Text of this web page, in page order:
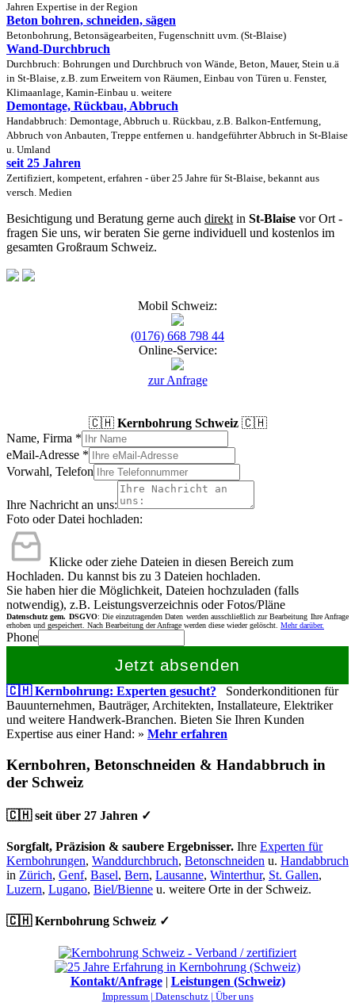
Jahren Expertise in der Region
Beton bohren, schneiden, sägen
Betonbohrung, Betonsägearbeiten, Fugenschnitt uvm. (St-Blaise)
Wand-Durchbruch
Durchbruch: Bohrungen und Durchbruch von Wände, Beton, Mauer, Stein u.ä
in St-Blaise, z.B. zum Erweitern von Räumen, Einbau von Türen u. Fenster,
Klimaanlage, Kamin-Einbau u. weitere
Demontage, Rückbau, Abbruch
Handabbruch: Demontage, Abbruch u. Rückbau, z.B. Balkon-Entfernung,
Abbruch von Anbauten, Treppe entfernen u. handgeführter Abbruch in St-Blaise
u. Umland
seit 25 Jahren
Zertifiziert, kompetent, erfahren - über 25 Jahre für St-Blaise, bekannt aus
versch. Medien
Besichtigung und Beratung gerne auch direkt in St-Blaise vor Ort -
fragen Sie uns, wir beraten Sie gerne individuell und kostenlos im
gesamten Großraum Schweiz.
Mobil Schweiz:
(0176) 668 798 44
Online-Service:
zur Anfrage
🇨🇭 Kernbohrung Schweiz🇨🇭
Name, Firma *
eMail-Adresse *
Vorwahl, Telefon
Ihre Nachricht an uns:
Foto oder Datei hochladen:
Klicke oder ziehe Dateien in diesen Bereich zum
Hochladen. Du kannst bis zu 3 Dateien hochladen.
Sie haben hier die Möglichkeit, Dateien hochzuladen (falls
notwendig), z.B. Leistungsverzeichnis oder Fotos/Pläne
Datenschutz gem. DSGVO: Die einzutragenden Daten werden ausschließlich zur Bearbeitung Ihre Anfrage
erhoben und gespeichert. Nach Bearbeitung der Anfrage werden diese wieder gelöscht. Mehr darüber.
Phone
Jetzt absenden
🇨🇭 Kernbohrung: Experten gesucht? Sonderkonditionen für
Bauunternehmen, Bauträger, Architekten, Installateure, Elektriker
und weitere Handwerk-Branchen. Bieten Sie Ihren Kunden
Expertise aus einer Hand: » Mehr erfahren
Kernbohren, Betonschneiden & Handabbruch in
der Schweiz
🇨🇭 seit über 27 Jahren ✓
Sorgfalt, Präzision & saubere Ergebnisser. Ihre Experten für
Kernbohrungen, Wanddurchbruch, Betonschneiden u. Handabbruch
in Zürich, Genf, Basel, Bern, Lausanne, Winterthur, St. Gallen,
Luzern, Lugano, Biel/Bienne u. weitere Orte in der Schweiz.
🇨🇭 Kernbohrung Schweiz ✓
Kontakt/Anfrage| Leistungen (Schweiz)
Impressum | Datenschutz | Über uns